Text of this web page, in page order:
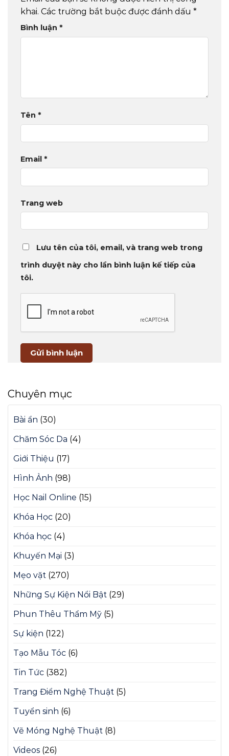
khai. Các trường bắt buộc được đánh dấu *
Bình luận *
Tên *
Email *
Trang web
Lưu tên của tôi, email, và trang web trong
trình duyệt này cho lần bình luận kế tiếp của
tôi.
Chuyên mục
Bài ẩn (30)
Chăm Sóc Da (4)
Giới Thiệu (17)
Hình Ảnh (98)
Học Nail Online (15)
Khóa Học (20)
Khóa học (4)
Khuyến Mại (3)
Mẹo vặt (270)
Những Sự Kiện Nổi Bật (29)
Phun Thêu Thẩm Mỹ (5)
Sự kiện (122)
Tạo Mẫu Tóc (6)
Tin Tức (382)
Trang Điểm Nghệ Thuật (5)
Tuyển sinh (6)
Vẽ Móng Nghệ Thuật (8)
Videos (26)